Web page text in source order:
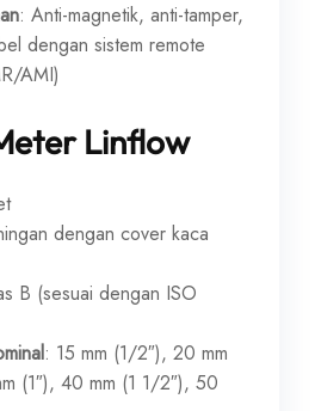
: Anti-magnetik, anti-tamper,
dengan sistem remote
AMI)
Linflow
dengan cover kaca
B (sesuai dengan ISO
: 15 mm (1/2″), 20 mm
(1″), 40 mm (1 1/2″), 50